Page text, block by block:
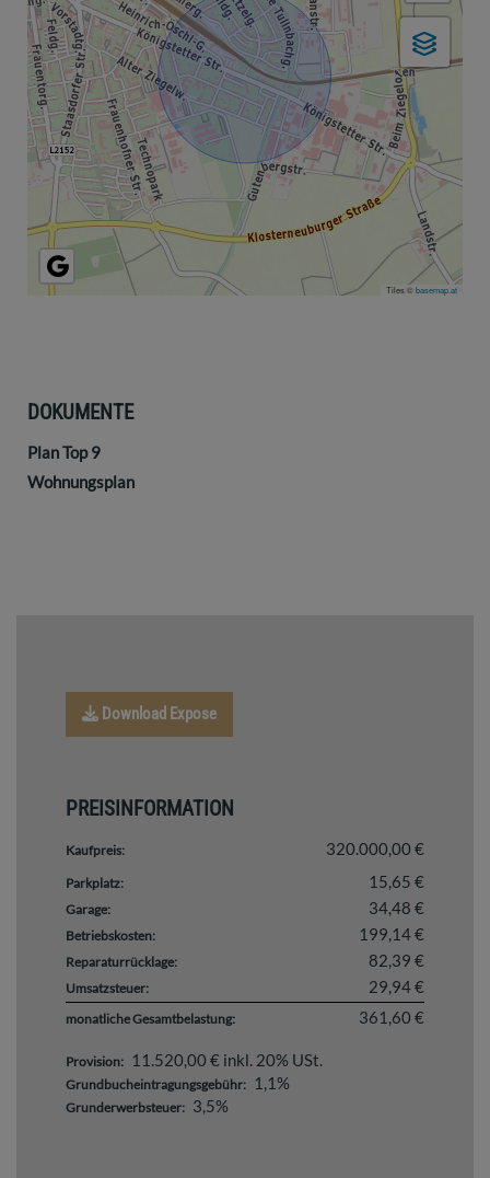
Tiles ©basemap.at
DOKUMENTE
Plan Top 9
Wohnungsplan
Download Expose
PREISINFORMATION
Kaufpreis: 320.000,00 €
Parkplatz: 15,65 €
Garage: 34,48 €
Betriebskosten: 199,14 €
Reparaturrücklage: 82,39 €
Umsatzsteuer: 29,94 €
monatliche Gesamtbelastung: 361,60 €
Provision: 11.520,00 € inkl. 20% USt.
Grundbucheintragungsgebühr: 1,1%
Grunderwerbsteuer: 3,5%